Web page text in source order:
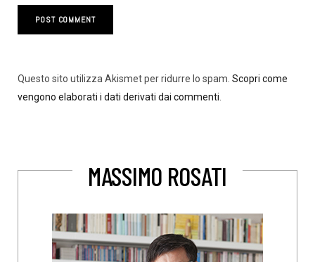
Questo sito utilizza Akismet per ridurre lo spam. Scopri come
vengono elaborati i dati derivati dai commenti
MASSIMO ROSATI